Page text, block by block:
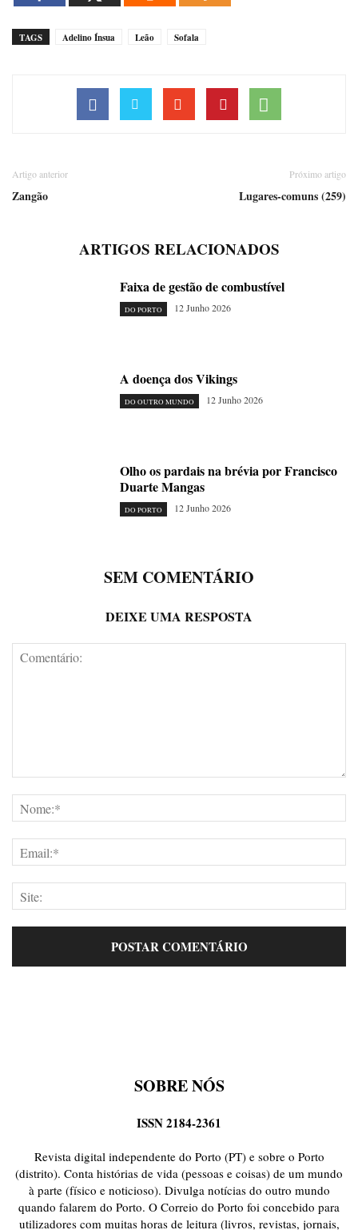
TAGS Adelino Ínsua Leão Sofala
Artigo anterior
Zangão
Próximo artigo
Lugares-comuns (259)
ARTIGOS RELACIONADOS
Faixa de gestão de combustível
DO PORTO 12 Junho 2026
A doença dos Vikings
DO OUTRO MUNDO 12 Junho 2026
Olho os pardais na brévia por Francisco
Duarte Mangas
DO PORTO 12 Junho 2026
SEM COMENTÁRIO
DEIXE UMA RESPOSTA
SOBRE NÓS
ISSN 2184-2361
Revista digital independente do Porto (PT) e sobre o Porto
(distrito). Conta histórias de vida (pessoas e coisas) de um mundo
à parte (físico e noticioso). Divulga notícias do outro mundo
quando falarem do Porto. O Correio do Porto foi concebido para
utilizadores com muitas horas de leitura (livros, revistas, jornais,